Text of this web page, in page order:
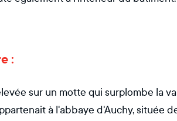
:
sur un motte qui surplombe la
à l'abbaye d'Auchy, située